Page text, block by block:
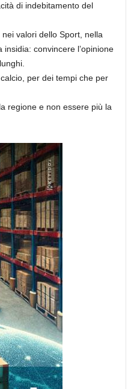
di indebitamento del
valori dello Sport, nella
convincere l’opinione
per dei tempi che per
regione e non essere più la